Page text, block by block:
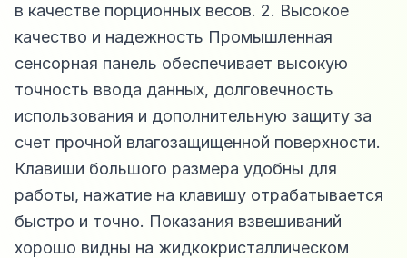
в качестве порционных весов. 2. Высокое
качество и надежность Промышленная
сенсорная панель обеспечивает высокую
точность ввода данных, долговечность
использования и дополнительную защиту за
счет прочной влагозащищенной поверхности.
Клавиши большого размера удобны для
работы, нажатие на клавишу отрабатывается
быстро и точно. Показания взвешиваний
хорошо видны на жидкокристаллическом